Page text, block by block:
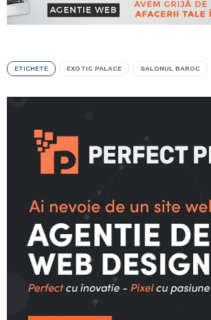
ETICHETE EXOTIC PALACE SALONUL BAROC